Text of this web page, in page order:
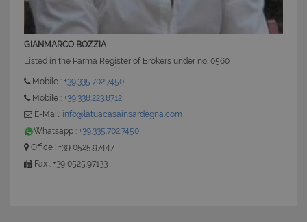
GIANMARCO BOZZIA
Listed in the Parma Register of Brokers under no. 0560
Mobile : +39.335.702.7450
Mobile : +39.338.223.8712
E-Mail: info@latuacasainsardegna.com
Whatsapp : +39.335.702.7450
Office : +39 0525.97447
Fax : +39 0525.97133